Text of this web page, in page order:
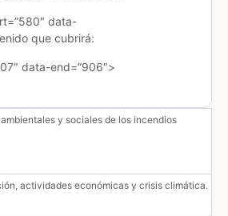
data-
que cubrirá:
data-end=”906″>
y sociales de los incendios
actividades económicas y crisis climática.